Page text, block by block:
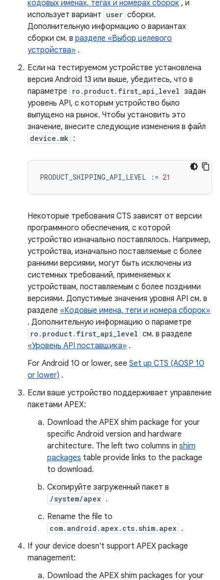
кодовых именах, тегах и номерах сборок , и
использует вариант user сборки.
Дополнительную информацию о вариантах
сборки см. в разделе «Выбор целевого
устройства» .
Если на тестируемом устройстве установлена ​​
версия Android 13 или выше, убедитесь, что в
параметре
ro.product.first_api_level задан
уровень API, с которым устройство было
выпущено на рынок. Чтобы установить это
значение, внесите следующие изменения в файл
device.mk :
PRODUCT_SHIPPING_API_LEVEL := 21
Некоторые требования CTS зависят от версии
программного обеспечения, с которой
устройство изначально поставлялось. Например,
устройства, изначально поставляемые с более
ранними версиями, могут быть исключены из
системных требований, применяемых к
устройствам, поставляемым с более поздними
версиями. Допустимые значения уровня API см. в
разделе «Кодовые имена, теги и номера сборок»
. Дополнительную информацию о параметре
ro.product.first_api_level см. в разделе
«Уровень API поставщика» .
For Android 10 or lower, see Set up CTS (AOSP 10
or lower) .
Если ваше устройство поддерживает управление
пакетами APEX:
Download the APEX shim package for your
specific Android version and hardware
architecture. The left two columns in shim
packages table provide links to the package
to download.
Скопируйте загруженный пакет в
/system/apex .
Rename the file to
com.android.apex.cts.shim.apex .
If your device doesn't support APEX package
management:
Download the APEX shim packages for your